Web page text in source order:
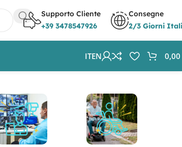
Supporto Cliente
+39 3478547926
Consegne
2/3 Giorni
ITEN
0,00